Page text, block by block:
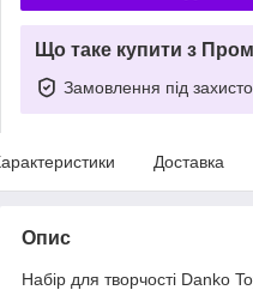
Що таке купити з
Замовлення під
Доставка
Опис
Набір для творчості Danko